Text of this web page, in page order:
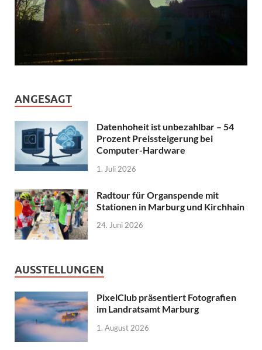
ANGESAGT
Datenhoheit ist unbezahlbar – 54
Prozent Preissteigerung bei
Computer-Hardware
1. Juli 2026
Radtour für Organspende mit
Stationen in Marburg und Kirchhain
24. Juni 2026
AUSSTELLUNGEN
PixelClub präsentiert Fotografien
im Landratsamt Marburg
1. August 2026